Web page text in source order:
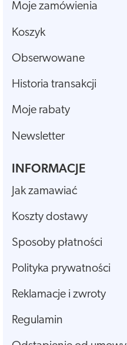
Moje zamówienia
Koszyk
Obserwowane
Historia transakcji
Moje rabaty
Newsletter
INFORMACJE
Jak zamawiać
Koszty dostawy
Sposoby płatności
Polityka prywatności
Reklamacje i zwroty
Regulamin